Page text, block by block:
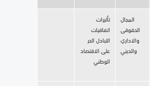
تأثيرات
اتفاقيات
التبادل الحر
على الاقتصاد
الوطني
المجال
الحقوقى
والاداري
والديني